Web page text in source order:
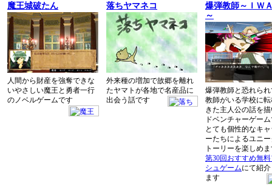
魔王城破たん
人間から財産を強奪できな
いやさしい魔王と勇者一行
のノベルゲームです
落ちヤマネコ
外来種の増加で故郷を離れ
たヤマトが各地で名産品に
出会う話です
爆弾教師～ＩＷ
～
爆弾教師と恐れら
教師がいる学校に
きた主人公の話を
ドベンチャーゲー
とても個性的なキ
ーたちによるユニ
トーリーを楽しめ
第30回おすすめ無
シュゲームにて紹
ます